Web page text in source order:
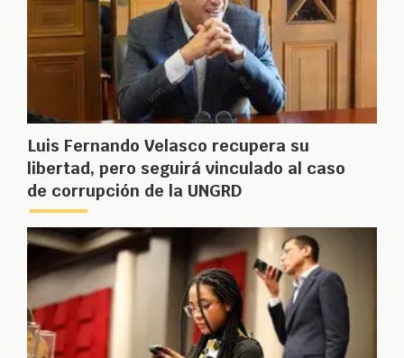
Luis Fernando Velasco recupera su
libertad, pero seguirá vinculado al caso
de corrupción de la UNGRD